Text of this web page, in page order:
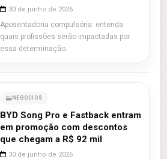
30 de junho de 2026
Aposentadoria compulsória: entenda
quais profissões serão impactadas por
essa determinação.
NEGOCIOS
BYD Song Pro e Fastback entram
em promoção com descontos
que chegam a R$ 92 mil
30 de junho de 2026